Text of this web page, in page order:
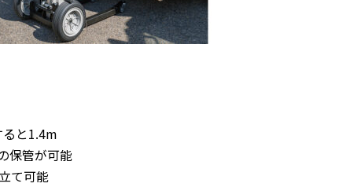
と1.4m
保管が可能
て可能